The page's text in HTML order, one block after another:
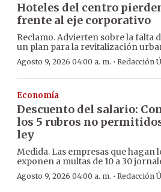
Hoteles del centro
frente al eje corporativo
Reclamo. Advierten sobre la falta
un plan para la revitalización
Agosto 9, 2026 04:00 a. m. · Redacción
Economía
Descuento del salario:
los 5 rubros no
ley
Medida. Las empresas que hagan
exponen a multas de 10 a 30
Agosto 9, 2026 04:00 a. m. · Redacción